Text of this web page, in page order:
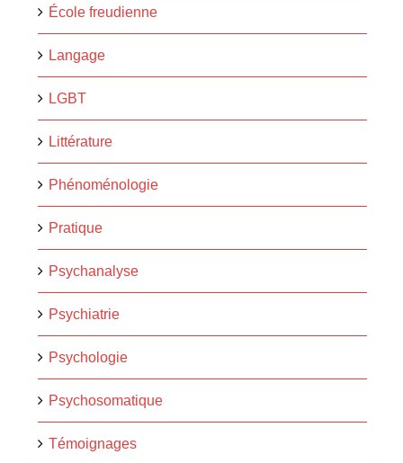
École freudienne
Langage
LGBT
Littérature
Phénoménologie
Pratique
Psychanalyse
Psychiatrie
Psychologie
Psychosomatique
Témoignages